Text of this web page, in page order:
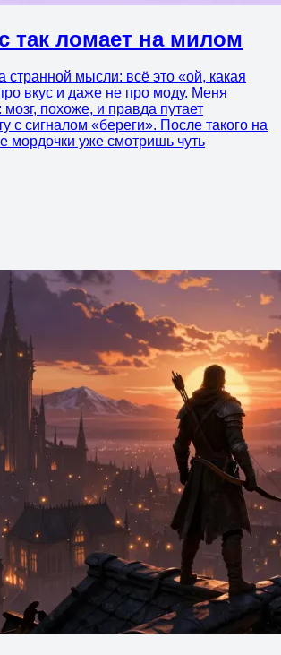
так ломает на милом
странной мысли: всё это «ой, какая
вкус и даже не про моду. Меня
мозг, похоже, и правда путает
с сигналом «береги». После такого на
мордочки уже смотришь чуть